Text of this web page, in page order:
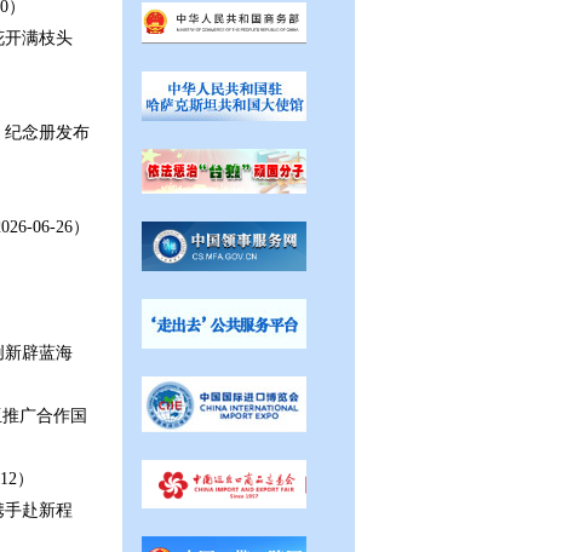
开满枝头
纪念册发布
06-26）
新辟蓝海
广合作国
）
赴新程